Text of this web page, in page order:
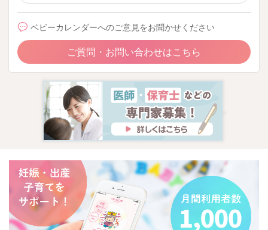
ベビーカレンダーへのご意見をお聞かせください
ご質問・お問い合わせはこちら